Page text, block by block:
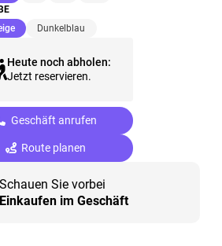
(ausgewählt)
Dunkelblau
Heute noch abholen:
Jetzt reservieren.
Geschäft anrufen
Route planen
Schauen Sie vorbei
Einkaufen im Geschäft